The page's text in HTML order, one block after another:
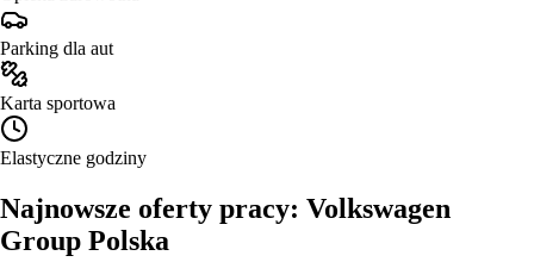
Parking dla aut
Karta sportowa
Elastyczne godziny
Najnowsze oferty pracy: Volkswagen
Group Polska